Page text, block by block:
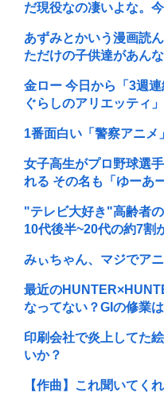
だ現役なの凄いよな。
あずみとかいう漫画読
ただけの子供達があん
金ロー 今日から「3週
ぐらしのアリエッティ
1番面白い「警察アニメ
女子高生がプロ野球選
れる その名も「ゆーあ
"テレビ大好き"高齢者
10代後半~20代の約7割
みぃちゃん、マジでア
最近の
なってない？GIの修業
印刷会社で炎上してた
いか？
【作曲】これ聞いてく